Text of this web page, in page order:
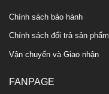
Chính sách bảo hành
Chính sách đổi trả sản phẩm
Vận chuyển và Giao nhận
FANPAGE